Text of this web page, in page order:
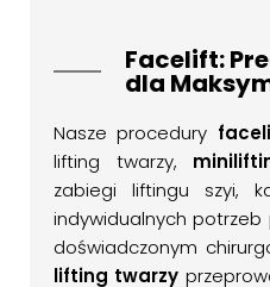
Facelift:
dla
Nasze procedury
lifting twarzy,
zabiegi liftingu szyi,
indywidualnych potrzeb
doświadczonym
lifting twarzy